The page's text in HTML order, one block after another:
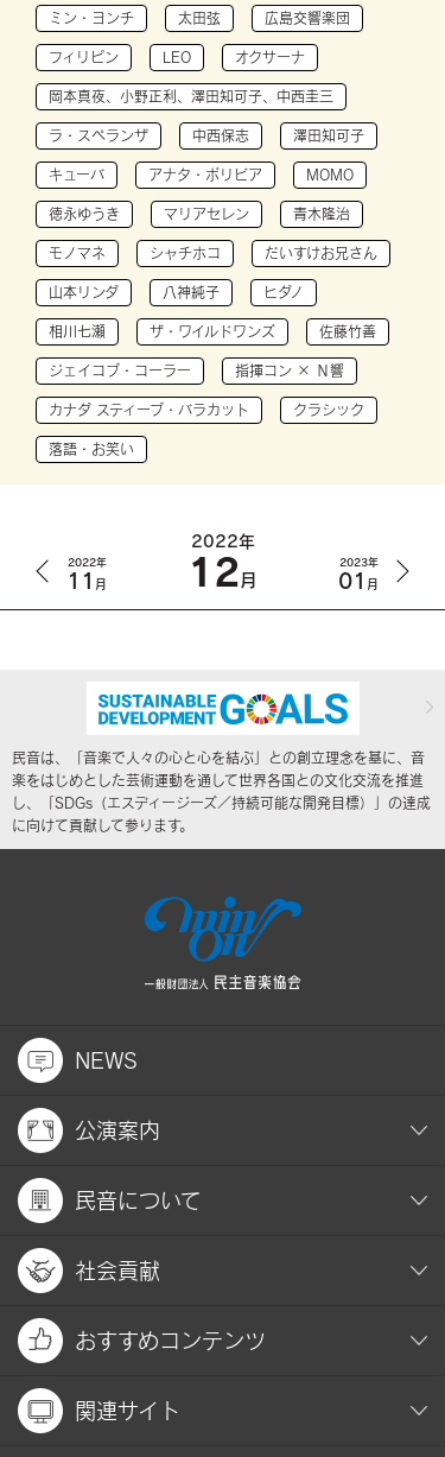
ミン・ヨンチ 太田弦 広島交響楽団
フィリピン LEO オクサーナ
岡本真夜、小野正利、澤田知可子、中西圭三
ラ・スペランザ 中西保志 澤田知可子
キューバ アナタ・ボリビア MOMO
徳永ゆうき マリアセレン 青木隆治
モノマネ シャチホコ だいすけお兄さん
山本リンダ 八神純子 ヒダノ
相川七瀬 ザ・ワイルドワンズ 佐藤竹善
ジェイコブ・コーラー 指揮コン × Ｎ響
カナダ スティーブ・バラカット クラシック
落語・お笑い
2022年
11 月
2022年
12月
2023年
01 月
民音は、「音楽で人々の心と心を結ぶ」との創立理念を基に、音
楽をはじめとした芸術運動を通して世界各国との文化交流を推進
し、「SDGs（エスディージーズ／持続可能な開発目標）」の達成
に向けて貢献して参ります。
NEWS
公演案内
民音について
社会貢献
おすすめコンテンツ
関連サイト